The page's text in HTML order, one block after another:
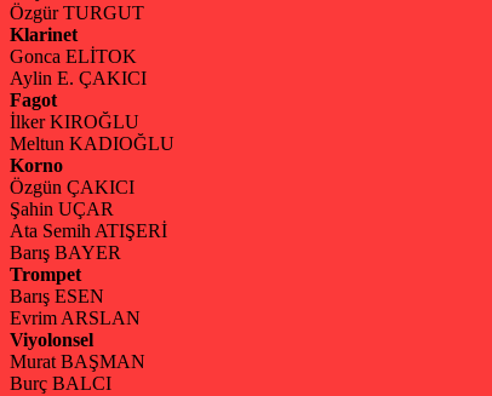
Özgür TURGUT
Klarinet
Gonca ELİTOK
Aylin E. ÇAKICI
Fagot
İlker KIROĞLU
Meltun KADIOĞLU
Korno
Özgün ÇAKICI
Şahin UÇAR
Ata Semih ATIŞERİ
Barış BAYER
Trompet
Barış ESEN
Evrim ARSLAN
Viyolonsel
Murat BAŞMAN
Burç BALCI